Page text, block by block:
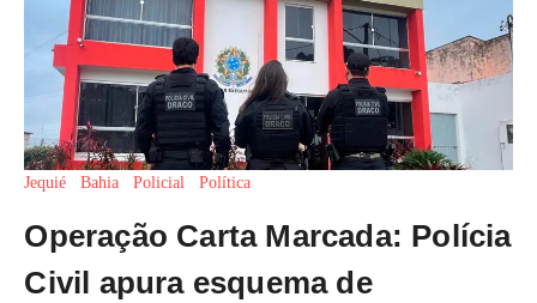
Jequié Bahia Policial Política
Operação Carta Marcada: Polícia
Civil apura esquema de